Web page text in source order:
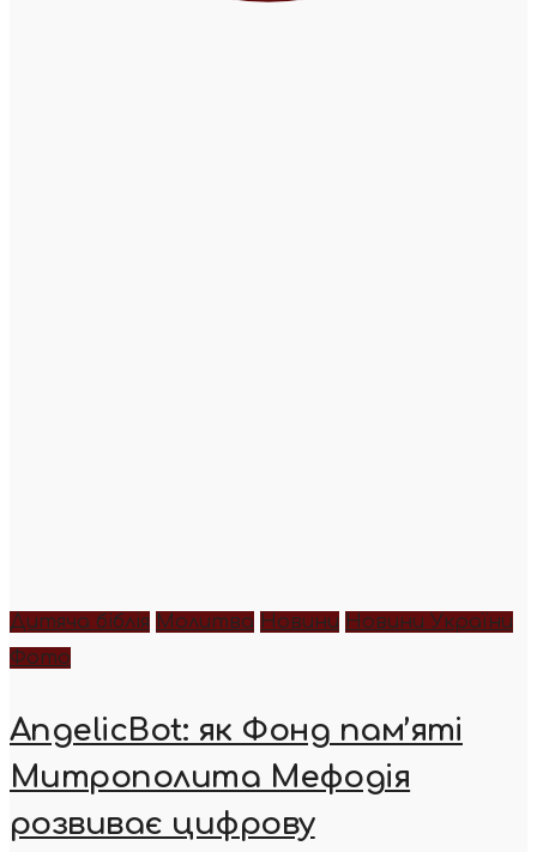
Дитяча біблія Молитва Новини Новини України
Фото
AngelicBot: як Фонд пам’яті
Митрополита Мефодія
розвиває цифрову